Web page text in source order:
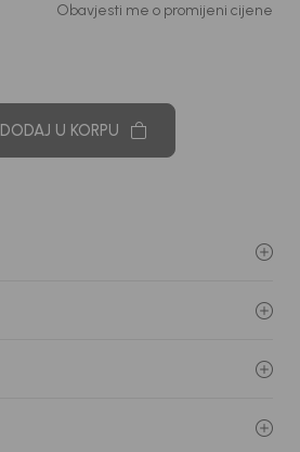
Obavjesti me o promijeni cijene
DODAJ U KORPU